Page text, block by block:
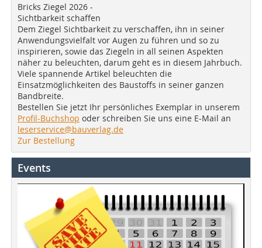
Bricks Ziegel 2026 -
Sichtbarkeit schaffen
Dem Ziegel Sichtbarkeit zu verschaffen, ihn in seiner
Anwendungsvielfalt vor Augen zu führen und so zu
inspirieren, sowie das Ziegeln in all seinen Aspekten
näher zu beleuchten, darum geht es in diesem Jahrbuch.
Viele spannende Artikel beleuchten die
Einsatzmöglichkeiten des Baustoffs in seiner ganzen
Bandbreite.
Bestellen Sie jetzt Ihr persönliches Exemplar in unserem
Profil-Buchshop oder schreiben Sie uns eine E-Mail an
leserservice@bauverlag.de
Zur Bestellung
Events